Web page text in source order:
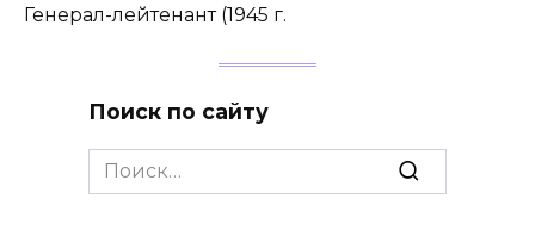
Генерал-лейтенант (1945 г.
Поиск по сайту
Search
for: